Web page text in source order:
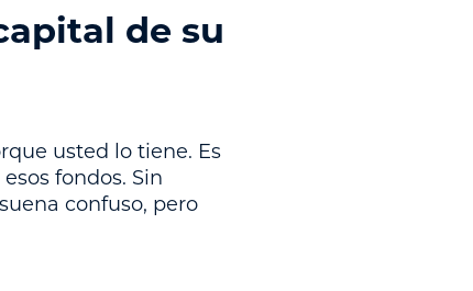
de su
usted lo tiene. Es
fondos. Sin
confuso, pero